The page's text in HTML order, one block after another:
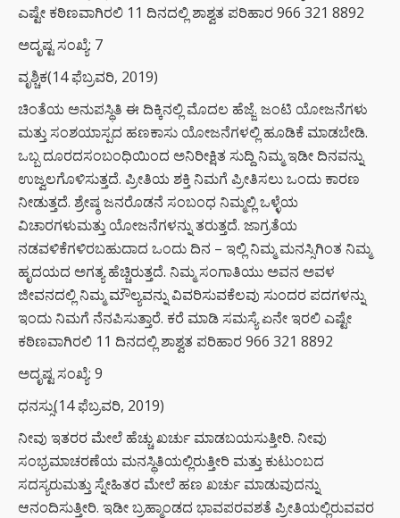
ಎಷ್ಟೇ ಕಠಿಣವಾಗಿರಲಿ 11 ದಿನದಲ್ಲಿ ಶಾಶ್ವತ ಪರಿಹಾರ 966 321 8892
ಅದೃಷ್ಟ ಸಂಖ್ಯೆ: 7
ವೃಶ್ಚಿಕ(14 ಫೆಬ್ರವರಿ, 2019)
ಚಿಂತೆಯ ಅನುಪಸ್ಥಿತಿ ಈ ದಿಕ್ಕಿನಲ್ಲಿ ಮೊದಲ ಹೆಜ್ಜೆ. ಜಂಟಿ ಯೋಜನೆಗಳು
ಮತ್ತು ಸಂಶಯಾಸ್ಪದ ಹಣಕಾಸು ಯೋಜನೆಗಳಲ್ಲಿ ಹೂಡಿಕೆ ಮಾಡಬೇಡಿ.
ಒಬ್ಬ ದೂರದಸಂಬಂಧಿಯಿಂದ ಅನಿರೀಕ್ಷಿತ ಸುದ್ದಿ ನಿಮ್ಮ ಇಡೀ ದಿನವನ್ನು
ಉಜ್ವಲಗೊಳಿಸುತ್ತದೆ. ಪ್ರೀತಿಯ ಶಕ್ತಿ ನಿಮಗೆ ಪ್ರೀತಿಸಲು ಒಂದು ಕಾರಣ
ನೀಡುತ್ತದೆ. ಶ್ರೇಷ್ಠ ಜನರೊಡನೆ ಸಂಬಂಧ ನಿಮ್ಮಲ್ಲಿ ಒಳ್ಳೆಯ
ವಿಚಾರಗಳುಮತ್ತು ಯೋಜನೆಗಳನ್ನು ತರುತ್ತದೆ. ಜಾಗ್ರತೆಯ
ನಡವಳಿಕೆಗಳಿರಬಹುದಾದ ಒಂದು ದಿನ – ಇಲ್ಲಿ ನಿಮ್ಮ ಮನಸ್ಸಿಗಿಂತ ನಿಮ್ಮ
ಹೃದಯದ ಅಗತ್ಯ ಹೆಚ್ಚಿರುತ್ತದೆ. ನಿಮ್ಮ ಸಂಗಾತಿಯು ಅವನ ಅವಳ
ಜೀವನದಲ್ಲಿ ನಿಮ್ಮ ಮೌಲ್ಯವನ್ನು ವಿವರಿಸುವಕೆಲವು ಸುಂದರ ಪದಗಳನ್ನು
ಇಂದು ನಿಮಗೆ ನೆನಪಿಸುತ್ತಾರೆ. ಕರೆ ಮಾಡಿ ಸಮಸ್ಯೆ ಏನೇ ಇರಲಿ ಎಷ್ಟೇ
ಕಠಿಣವಾಗಿರಲಿ 11 ದಿನದಲ್ಲಿ ಶಾಶ್ವತ ಪರಿಹಾರ 966 321 8892
ಅದೃಷ್ಟ ಸಂಖ್ಯೆ: 9
ಧನಸ್ಸು(14 ಫೆಬ್ರವರಿ, 2019)
ನೀವು ಇತರರ ಮೇಲೆ ಹೆಚ್ಚು ಖರ್ಚು ಮಾಡಬಯಸುತ್ತೀರಿ. ನೀವು
ಸಂಭ್ರಮಾಚರಣೆಯ ಮನಸ್ಥಿತಿಯಲ್ಲಿರುತ್ತೀರಿ ಮತ್ತು ಕುಟುಂಬದ
ಸದಸ್ಯರುಮತ್ತು ಸ್ನೇಹಿತರ ಮೇಲೆ ಹಣ ಖರ್ಚು ಮಾಡುವುದನ್ನು
ಆನಂದಿಸುತ್ತೀರಿ. ಇಡೀ ಬ್ರಹ್ಮಾಂಡದ ಭಾವಪರವಶತೆ ಪ್ರೀತಿಯಲ್ಲಿರುವವರ